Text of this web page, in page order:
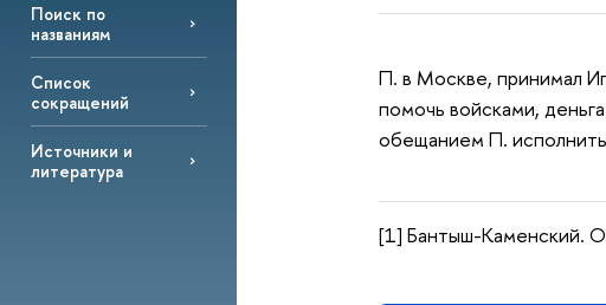
Поиск по
названиям
Список
сокращений
Источники и
литература
П. в Москве, принимал
помочь войсками,
обещанием П.
[1] Бантыш-Каменский.